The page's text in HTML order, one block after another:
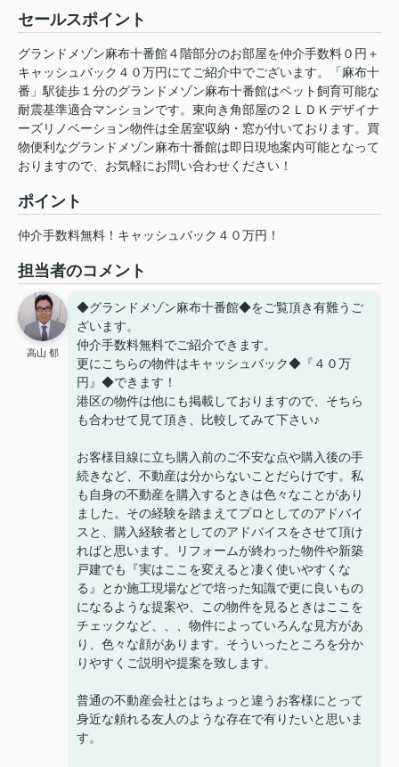
セールスポイント
グランドメゾン麻布十番館４階部分のお部屋を仲介手数料０円＋
キャッシュバック４０万円にてご紹介中でございます。「麻布十
番」駅徒歩１分のグランドメゾン麻布十番館はペット飼育可能な
耐震基準適合マンションです。東向き角部屋の２ＬＤＫデザイナ
ーズリノベーション物件は全居室収納・窓が付いております。買
物便利なグランドメゾン麻布十番館は即日現地案内可能となって
おりますので、お気軽にお問い合わせください！
ポイント
仲介手数料無料！キャッシュバック４０万円！
担当者のコメント
高山 郁
◆グランドメゾン麻布十番館◆をご覧頂き有難うご
ざいます。
仲介手数料無料でご紹介できます。
更にこちらの物件はキャッシュバック◆『４０万
円』◆できます！
港区の物件は他にも掲載しておりますので、そちら
も合わせて見て頂き、比較してみて下さい♪
お客様目線に立ち購入前のご不安な点や購入後の手
続きなど、不動産は分からないことだらけです。私
も自身の不動産を購入するときは色々なことがあり
ました。その経験を踏まえてプロとしてのアドバイ
スと、購入経験者としてのアドバイスをさせて頂け
ればと思います。リフォームが終わった物件や新築
戸建でも『実はここを変えると凄く使いやすくな
る』とか施工現場などで培った知識で更に良いもの
になるような提案や、この物件を見るときはここを
チェックなど、、、物件によっていろんな見方があ
り、色々な顔があります。そういったところを分か
りやすくご説明や提案を致します。
普通の不動産会社とはちょっと違うお客様にとって
身近な頼れる友人のような存在で有りたいと思いま
す。